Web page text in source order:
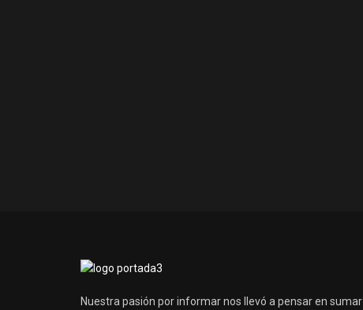
Nuestra pasión por informar nos llevó a pensar en sumar